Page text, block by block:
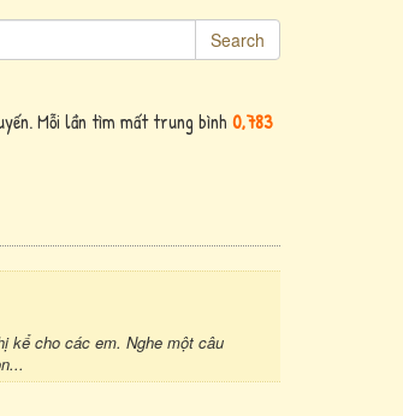
Search
Mỗi lần tìm mất trung bình 0,783
kể cho các em. Nghe một câu